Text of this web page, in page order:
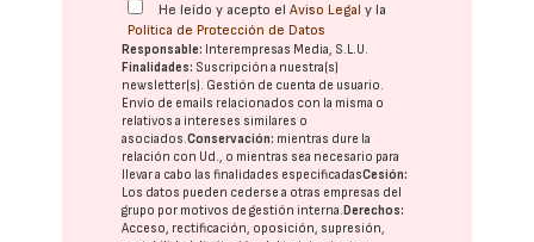
He leído y acepto elAviso Legal y la
Política de Protección de Datos
Responsable: Interempresas Media, S.L.U.
Finalidades: Suscripción a nuestra(s)
newsletter(s). Gestión de cuenta de usuario.
Envío de emails relacionados con la misma o
relativos a intereses similares o
asociados.Conservación: mientras dure la
relación con Ud., o mientras sea necesario para
llevar a cabo las finalidades especificadasCesión:
Los datos pueden cederse a otras empresas del
grupo por motivos de gestión interna. Derechos:
Acceso, rectificación, oposición, supresión,